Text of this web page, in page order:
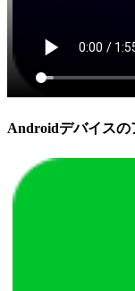
Androidデバイスの